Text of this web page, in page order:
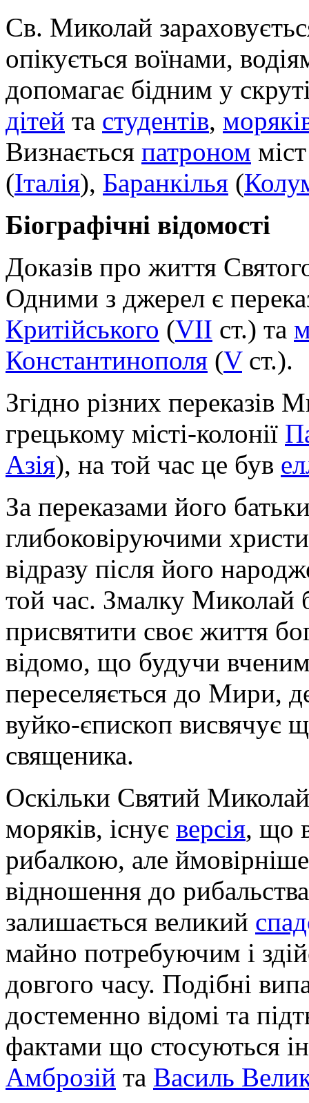
Св. Миколай
опікується воїнами,
допомагає бідним у
дітей та студентів,
Визнається патроном
(Італія), Баранкілья (
Біографічні відомості
Доказів про життя
Одними з джерел є
Критійського (VII ст.) та
Константинополя (Vст.).
Згідно різних переказів
грецькому місті-колонії
Азія), на той час це був
За переказами його
глибоковіруючими
відразу після його
той час. Змалку Миколай
присвятити своє життя
відомо, що будучи
переселяється до Мири,
вуйко-єпископ висвячує
священика.
Оскільки Святий
моряків, існує версія, що
рибалкою, але
відношення до
залишається великий
майно потребуючим і
довгого часу. Подібні
достеменно відомі та
фактами що стосуються
Амброзій та Василь